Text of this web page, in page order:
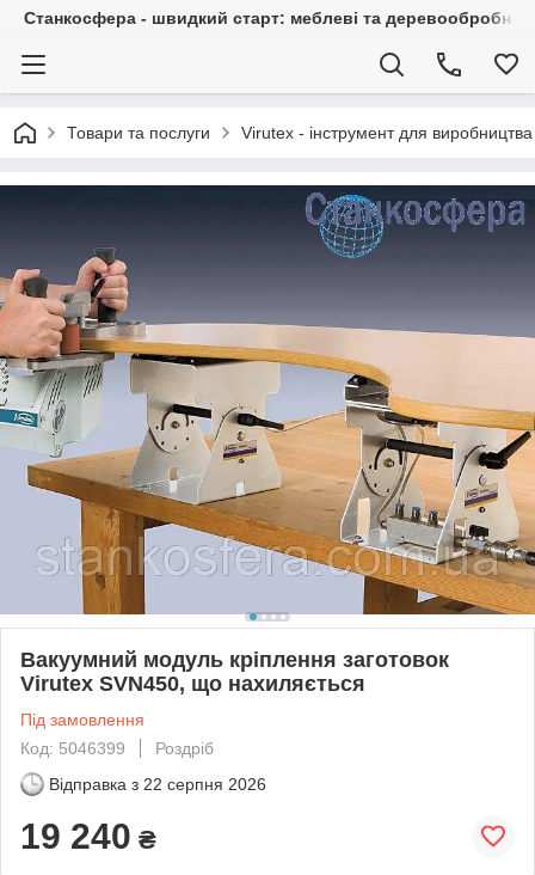
Станкосфера - швидкий старт: меблеві та деревообробні
Товари та послуги Virutex - інструмент для
Вакуумний модуль кріплення заготовок
Virutex SVN450, що нахиляється
Під замовлення
Код: 5046399
Роздріб
Відправка з 22 серпня 2026
19 240 ₴